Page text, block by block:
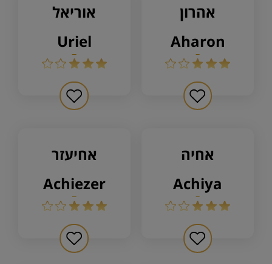
אהרון
aharon
אוריאל
uriel
אחיה
achiya
אחיעזר
achiezer